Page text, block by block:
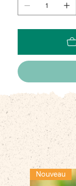
Nouveau